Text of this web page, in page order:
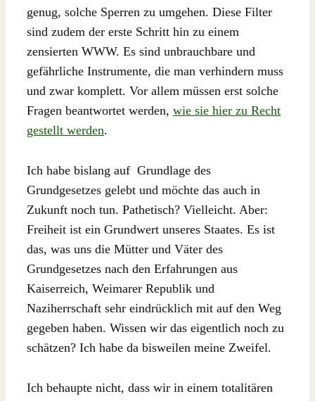
genug, solche Sperren zu umgehen. Diese Filter
sind zudem der erste Schritt hin zu einem
zensierten WWW. Es sind unbrauchbare und
gefährliche Instrumente, die man verhindern muss
und zwar komplett. Vor allem müssen erst solche
Fragen beantwortet werden, wie sie hier zu Recht
gestellt werden.
Ich habe bislang auf Grundlage des
Grundgesetzes gelebt und möchte das auch in
Zukunft noch tun. Pathetisch? Vielleicht. Aber:
Freiheit ist ein Grundwert unseres Staates. Es ist
das, was uns die Mütter und Väter des
Grundgesetzes nach den Erfahrungen aus
Kaiserreich, Weimarer Republik und
Naziherrschaft sehr eindrücklich mit auf den Weg
gegeben haben. Wissen wir das eigentlich noch zu
schätzen? Ich habe da bisweilen meine Zweifel.
Ich behaupte nicht, dass wir in einem totalitären